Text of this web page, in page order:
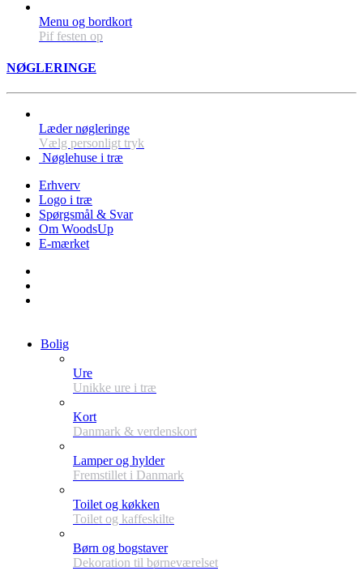
Menu og bordkort
Pif festen op
NØGLERINGE
Læder nøgleringe
Vælg personligt tryk
Nøglehuse i træ
Erhverv
Logo i træ
Spørgsmål & Svar
Om WoodsUp
E-mærket
Bolig
Ure
Unikke ure i træ
Kort
Danmark & verdenskort
Lamper og hylder
Fremstillet i Danmark
Toilet og køkken
Toilet og kaffeskilte
Børn og bogstaver
Dekoration til børneværelset